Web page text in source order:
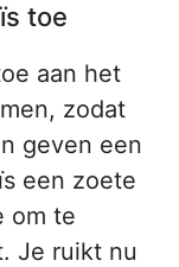
toe
aan het
zodat
geven een
een zoete
om te
Je ruikt nu